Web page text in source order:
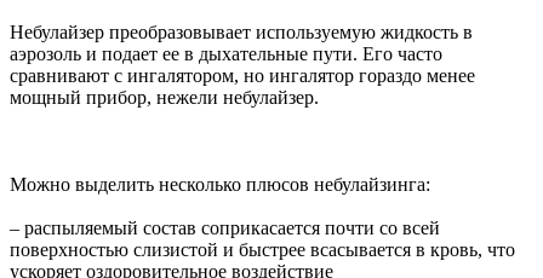
Небулайзер преобразовывает используемую жидкость в
аэрозоль и подает ее в дыхательные пути. Его часто
сравнивают с ингалятором, но ингалятор гораздо менее
мощный прибор, нежели небулайзер.
Можно выделить несколько плюсов небулайзинга:
– распыляемый состав соприкасается почти со всей
поверхностью слизистой и быстрее всасывается в кровь, что
ускоряет оздоровительное воздействие